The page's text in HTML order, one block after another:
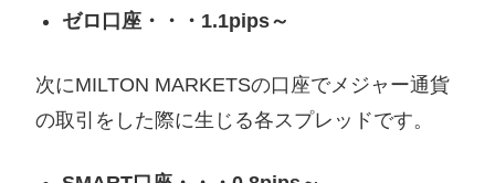
ゼロ口座・・・1.1pips～
次にMILTON MARKETSの口座でメジャー通貨
の取引をした際に生じる各スプレッドです。